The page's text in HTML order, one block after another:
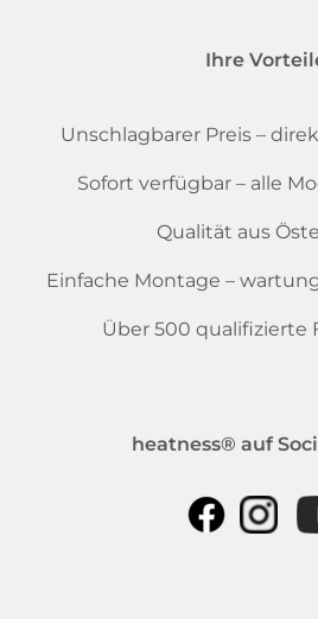
Ihre
Unschlagbarer Preis –
Sofort verfügbar – alle
Qualität aus
Einfache Montage –
Über 500 qualifizierte
heatness® auf